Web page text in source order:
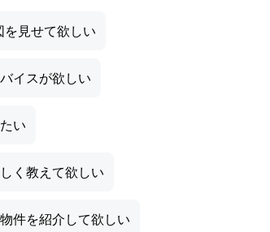
見せて欲しい
イスが欲しい
い
く教えて欲しい
件を紹介して欲しい